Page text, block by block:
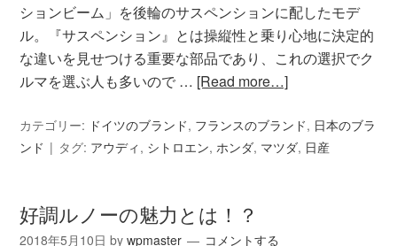
ションビーム」を後輪のサスペンションに配したモデ
ル。『サスペンション』とは操縦性と乗り心地に決定的
な違いを見せつける重要な部品であり、これの選択でク
ルマを選ぶ人も多いので … [Read more…]
カテゴリー: ドイツのブランド, フランスのブランド, 日本のブラ
ンド
タグ: アウディ , シトロエン,ホンダ, マツダ, 日産
好調ルノーの魅力とは！？
2018年5月10日 bywpmaster コメントする